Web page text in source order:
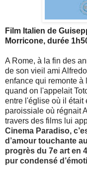
Film Italien de
Morricone, durée
A Rome, à la fin des
de son vieil ami
enfance qui remonte
quand on l'appelait
entre l'église où il
paroissiale où régnait
travers des films lui
Cinema Paradiso,
d’amour touchante
progrès du 7e art en
pur condensé